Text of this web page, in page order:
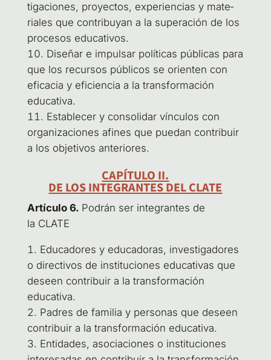
ti­ga­cio­nes, pro­yec­tos, expe­rien­cias y mate­
ria­les que con­tri­bu­yan a la supera­ción de los
pro­ce­sos educativos.
Dise­ñar e impul­sar polí­ti­cas públi­cas para
que los recur­sos públi­cos se orien­ten con
efi­ca­cia y efi­cien­cia a la trans­for­ma­ción
educativa.
Esta­ble­cer y con­so­li­dar víncu­los con
orga­ni­za­cio­nes afi­nes que pue­dan con­tri­buir
a los obje­ti­vos anteriores.
CAPÍTULO II.
DE LOS INTEGRANTES DEL CLATE
Artícu­lo 6. Podrán ser inte­gran­tes de
la CLATE
Edu­ca­do­res y edu­ca­do­ras, inves­ti­ga­do­res
o direc­ti­vos de ins­ti­tu­cio­nes edu­ca­ti­vas que
deseen con­tri­buir a la trans­for­ma­ción
educativa.
Padres de fami­lia y per­so­nas que deseen
con­tri­buir a la trans­for­ma­ción educativa.
Enti­da­des, aso­cia­cio­nes o ins­ti­tu­cio­nes